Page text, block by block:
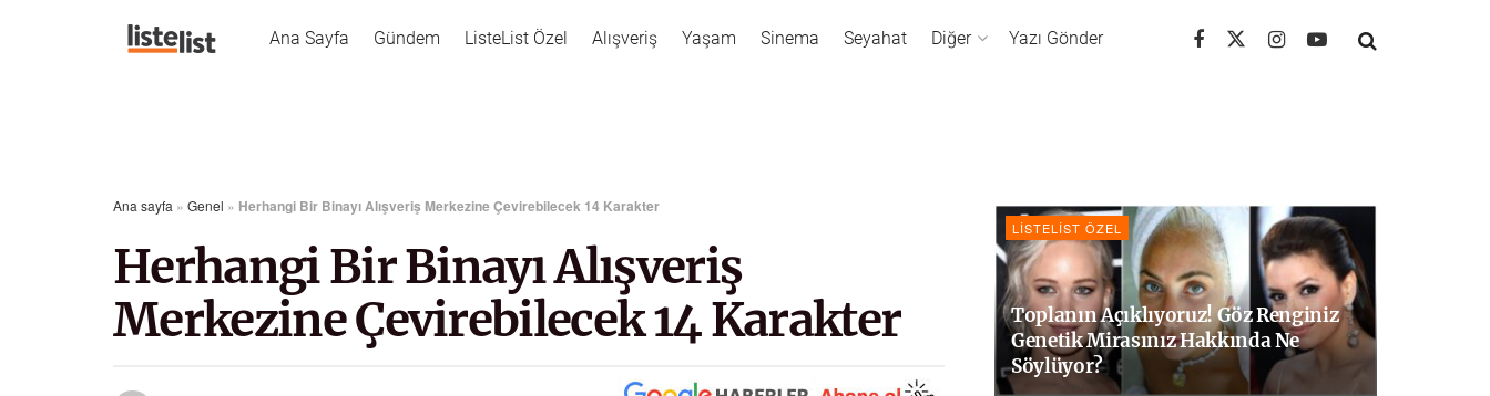
Ana Sayfa Gündem ListeList Özel Alışveriş Yaşam Sinema Seyahat Diğer Yazı Gönder
Ana sayfa » Genel » Herhangi Bir Binayı Alışveriş Merkezine Çevirebilecek 14 Karakter
Herhangi Bir Binayı Alışveriş
Merkezine Çevirebilecek 14 Karakter
LISTELIST ÖZEL
Toplanın Açıklıyoruz! Göz Renginiz
Genetik Mirasınız Hakkında Ne
Söylüyor?